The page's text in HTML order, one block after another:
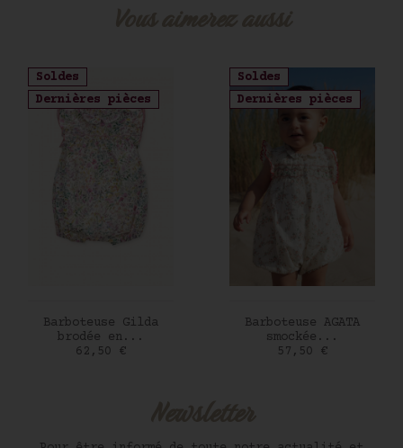
Soldes
Dernières pièces
AJOUTER AU PANIER
Barboteuse Gilda
brodée en...
Prix
62,50 €
Soldes
Dernières pièces
AJOUTER AU PANIER
Barboteuse AGATA
smockée...
Prix
57,50 €